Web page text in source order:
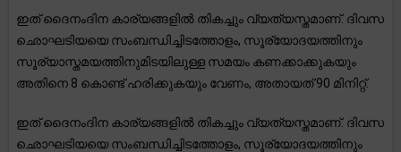
ഇത് ദൈനംദിന കാര്യങ്ങളിൽ തികച്ചും വ്യത്യസ്തമാണ്. ദിവസ
ഛൊഘടിയയെ സംബന്ധിച്ചിടത്തോളം, സൂര്യോദയത്തിനും
സൂര്യാസ്തമയത്തിനുമിടയിലുള്ള സമയം കണക്കാക്കുകയും
അതിനെ 8 കൊണ്ട് ഹരിക്കുകയും വേണം, അതായത് 90 മിനിറ്റ്.
ഇത് ദൈനംദിന കാര്യങ്ങളിൽ തികച്ചും വ്യത്യസ്തമാണ്. ദിവസ
ഛൊഘടിയയെ സംബന്ധിച്ചിടത്തോളം, സൂര്യോദയത്തിനും